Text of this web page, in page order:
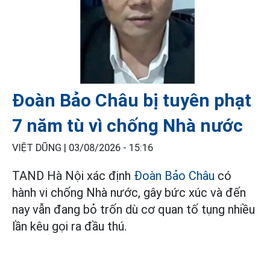
Đoàn Bảo Châu bị tuyên phạt
7 năm tù vì chống Nhà nước
VIỆT DŨNG | 03/08/2026 - 15:16
TAND Hà Nội xác định Đoàn Bảo Châu có
hành vi chống Nhà nước, gây bức xúc và đến
nay vẫn đang bỏ trốn dù cơ quan tố tụng nhiều
lần kêu gọi ra đầu thú.